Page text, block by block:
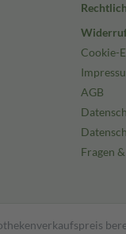
Cookie-
AGB
Fragen